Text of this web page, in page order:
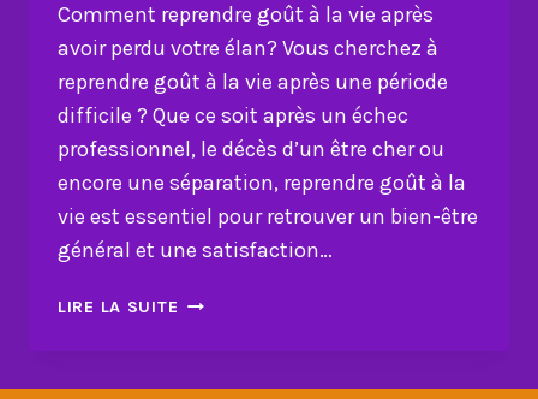
Comment reprendre goût à la vie après
avoir perdu votre élan? Vous cherchez à
reprendre goût à la vie après une période
difficile ? Que ce soit après un échec
professionnel, le décès d’un être cher ou
encore une séparation, reprendre goût à la
vie est essentiel pour retrouver un bien-être
général et une satisfaction…
LIRE LA SUITE COMMENT